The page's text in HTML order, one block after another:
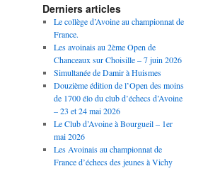
Derniers articles
Le collège d’Avoine au championnat de
France.
Les avoinais au 2ème Open de
Chanceaux sur Choisille – 7 juin 2026
Simultanée de Damir à Huismes
Douzième édition de l’Open des moins
de 1700 élo du club d’échecs d’Avoine
– 23 et 24 mai 2026
Le Club d’Avoine à Bourgueil – 1er
mai 2026
Les Avoinais au championnat de
France d’échecs des jeunes à Vichy